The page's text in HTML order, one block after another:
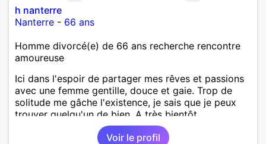
h nanterre
Nanterre - 66 ans
Homme divorcé(e) de 66 ans recherche rencontre
amoureuse
Ici dans l'espoir de partager mes rêves et passions
avec une femme gentille, douce et gaie. Trop de
solitude me gâche l'existence, je sais que je peux
trouver quelqu'un de bien. A très bientôt.
Voir le profil